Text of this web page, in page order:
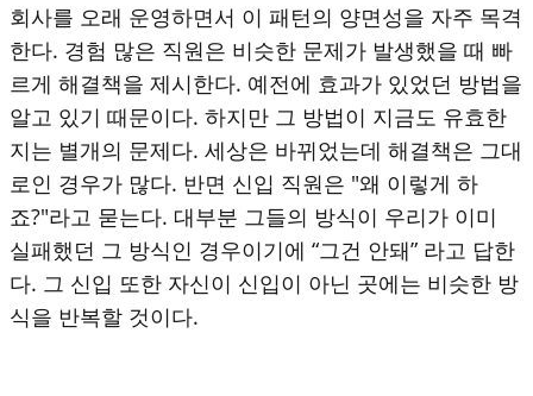
회사를 오래 운영하면서 이 패턴의 양면성을 자주 목격
한다. 경험 많은 직원은 비슷한 문제가 발생했을 때 빠
르게 해결책을 제시한다. 예전에 효과가 있었던 방법을
알고 있기 때문이다. 하지만 그 방법이 지금도 유효한
지는 별개의 문제다. 세상은 바뀌었는데 해결책은 그대
로인 경우가 많다. 반면 신입 직원은 "왜 이렇게 하
죠?"라고 묻는다. 대부분 그들의 방식이 우리가 이미
실패했던 그 방식인 경우이기에 “그건 안돼” 라고 답한
다. 그 신입 또한 자신이 신입이 아닌 곳에는 비슷한 방
식을 반복할 것이다.